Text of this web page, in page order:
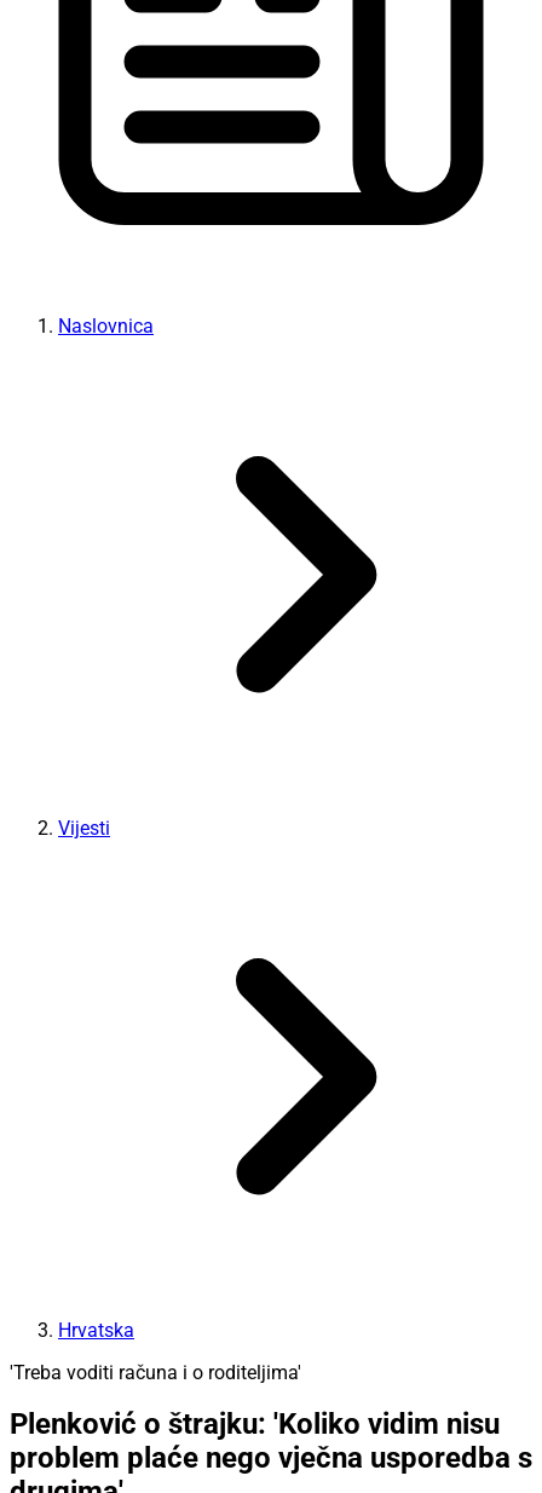
Naslovnica
Vijesti
Hrvatska
'Treba voditi računa i o roditeljima'
Plenković o štrajku: 'Koliko vidim nisu
problem plaće nego vječna usporedba s